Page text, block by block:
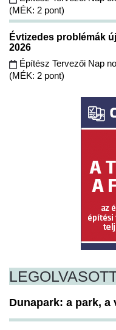
(MÉK: 2 pont)
Évtizedes problémák
2026
Építész Tervezői Nap
(MÉK: 2 pont)
Dunapark: a park, a